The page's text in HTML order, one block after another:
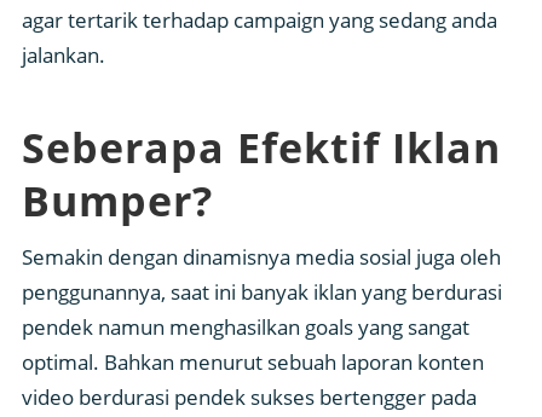
agar tertarik terhadap campaign yang sedang anda
jalankan.
Seberapa Efektif Iklan
Bumper?
Semakin dengan dinamisnya media sosial juga oleh
penggunannya, saat ini banyak iklan yang berdurasi
pendek namun menghasilkan goals yang sangat
optimal. Bahkan menurut sebuah laporan konten
video berdurasi pendek sukses bertengger pada